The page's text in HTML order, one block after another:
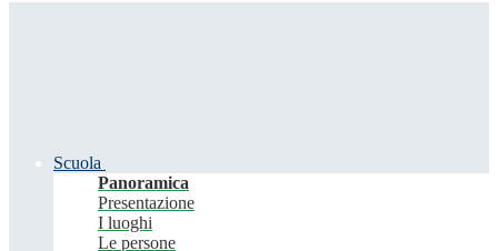
Scuola
Panoramica
Presentazione
I luoghi
Le persone